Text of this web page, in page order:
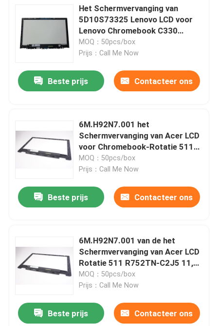
Het Schermvervanging van
5D10S73325 Lenovo LCD voor
Lenovo Chromebook C330
B116XAB01
MOQ：50pcs/box
Prijs：Call Me Now
Beste prijs Contacteer ons
6M.H92N7.001 het
Schermvervanging van Acer LCD
voor Chromebook-Rotatie 511
R752TN-C2J5 11,6“
B116XAB01.4
MOQ：50pcs/box
Prijs：Call Me Now
Beste prijs Contacteer ons
6M.H92N7.001 van de het
Schermvervanging van Acer LCD
Rotatie 511 R752TN-C2J5 11,6“
B116XAB01.4 van Chromebook
Geen EMR
MOQ：50pcs/box
Prijs：Call Me Now
Beste prijs Contacteer ons